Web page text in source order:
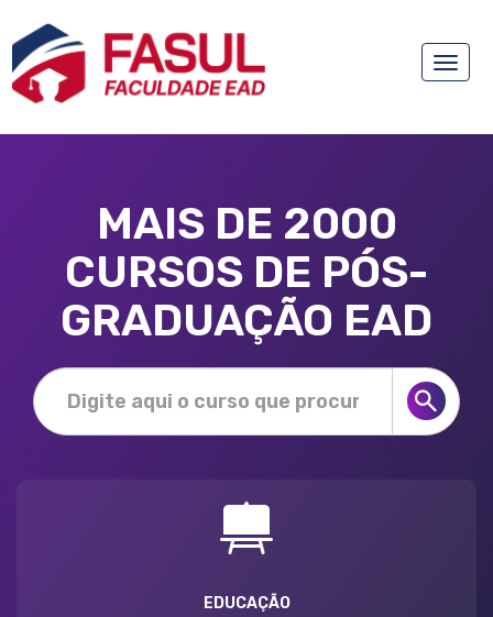
Toggle
MAIS DE 2000
CURSOS DE PÓS-
GRADUAÇÃO EAD
EDUCAÇÃO